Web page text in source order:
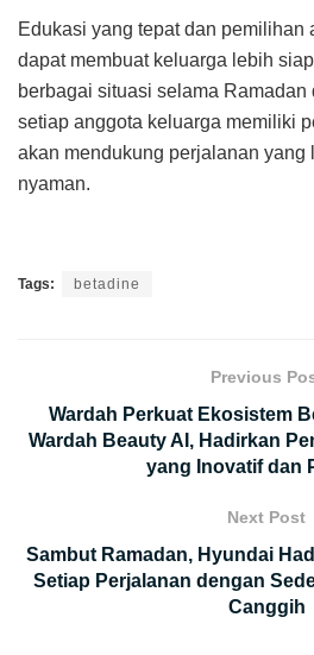
Edukasi yang tepat dan pemilihan
dapat membuat keluarga lebih
berbagai situasi selama Ramadan
setiap anggota keluarga memiliki
akan mendukung perjalanan yang
nyaman.
Tags: betadine
Previous
Wardah Perkuat Ekosistem
Wardah Beauty AI, Hadirkan
yang Inovatif dan
Next Post
Sambut Ramadan, Hyundai
Setiap Perjalanan dengan
Canggih